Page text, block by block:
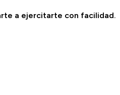
a ejercitarte con facilidad.